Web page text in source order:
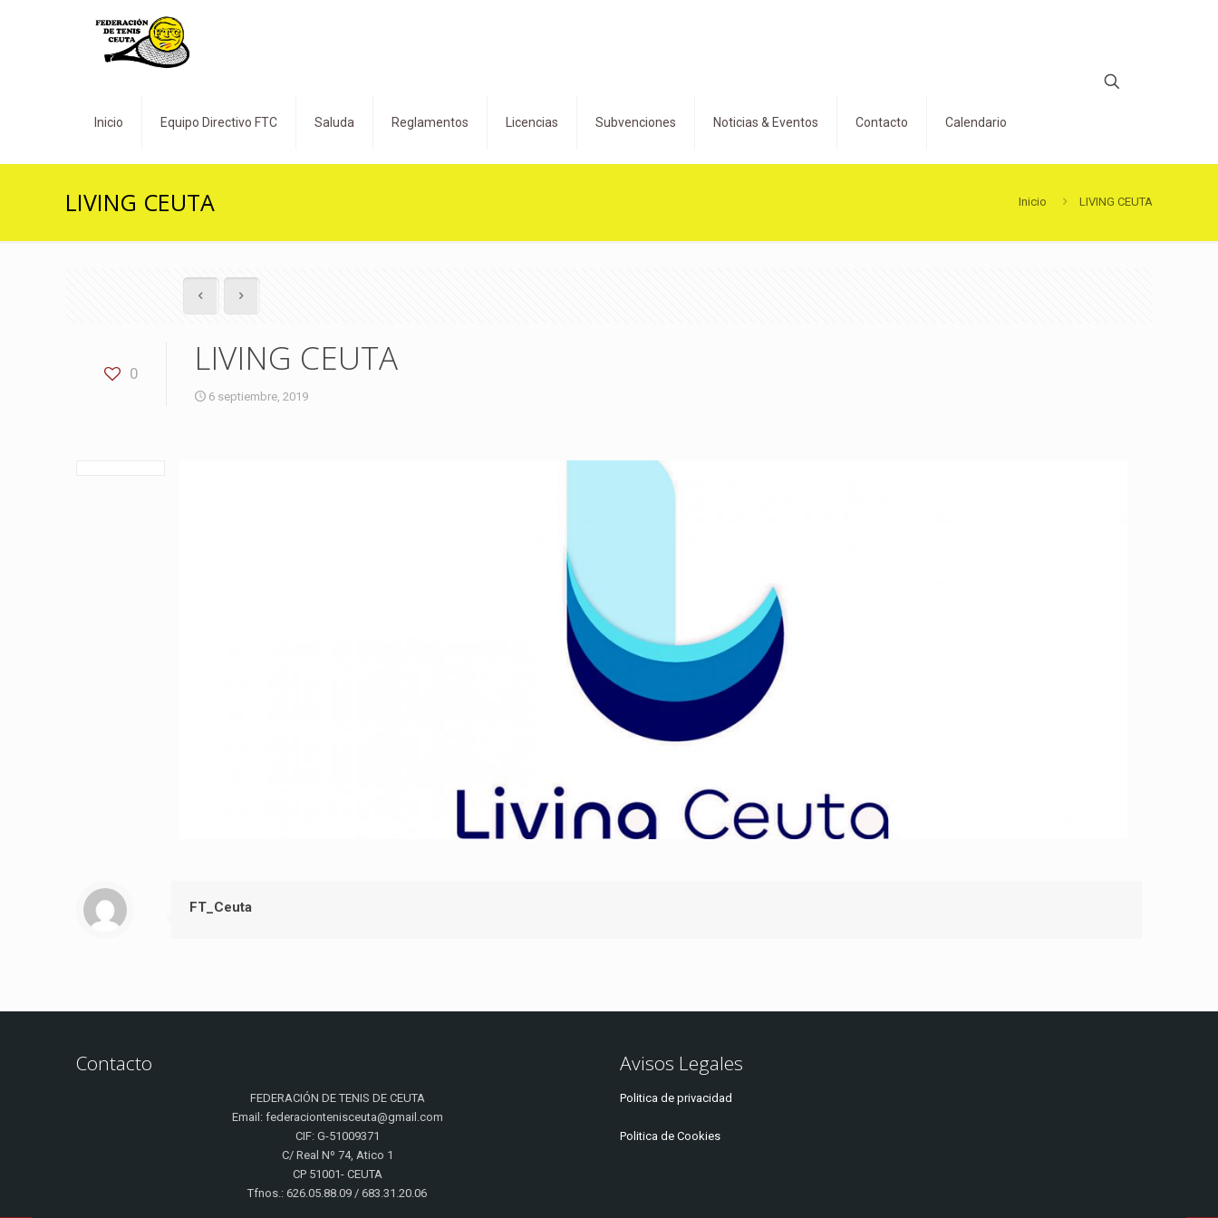
Inicio Equipo Directivo FTC Saluda Reglamentos Licencias Subvenciones Noticias & Eventos Contacto Calendario
LIVING CEUTA Inicio LIVING CEUTA
0 LIVING CEUTA
6 septiembre, 2019
FT_Ceuta
Contacto
FEDERACIÓN DE TENIS DE CEUTA
Email: federaciontenisceuta@gmail.com
CIF: G-51009371
C/ Real Nº 74, Atico 1
CP 51001- CEUTA
Tfnos.: 626.05.88.09 / 683.31.20.06
Avisos Legales
Politica de privacidad
Politica de Cookies